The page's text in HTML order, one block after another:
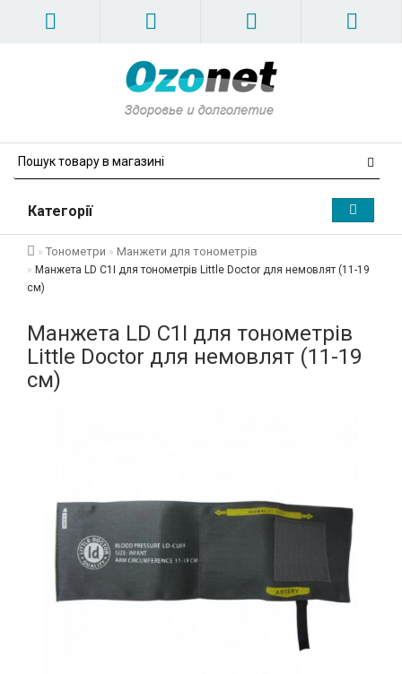
Категорії
Тонометри Манжети для тонометрів
Манжета LD C1I для тонометрів Little Doctor для немовлят (11-19
см)
Манжета LD C1I для тонометрів
Little Doctor для немовлят (11-19
см)